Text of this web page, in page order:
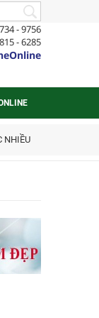
- 9756
- 6285
NHIỀU